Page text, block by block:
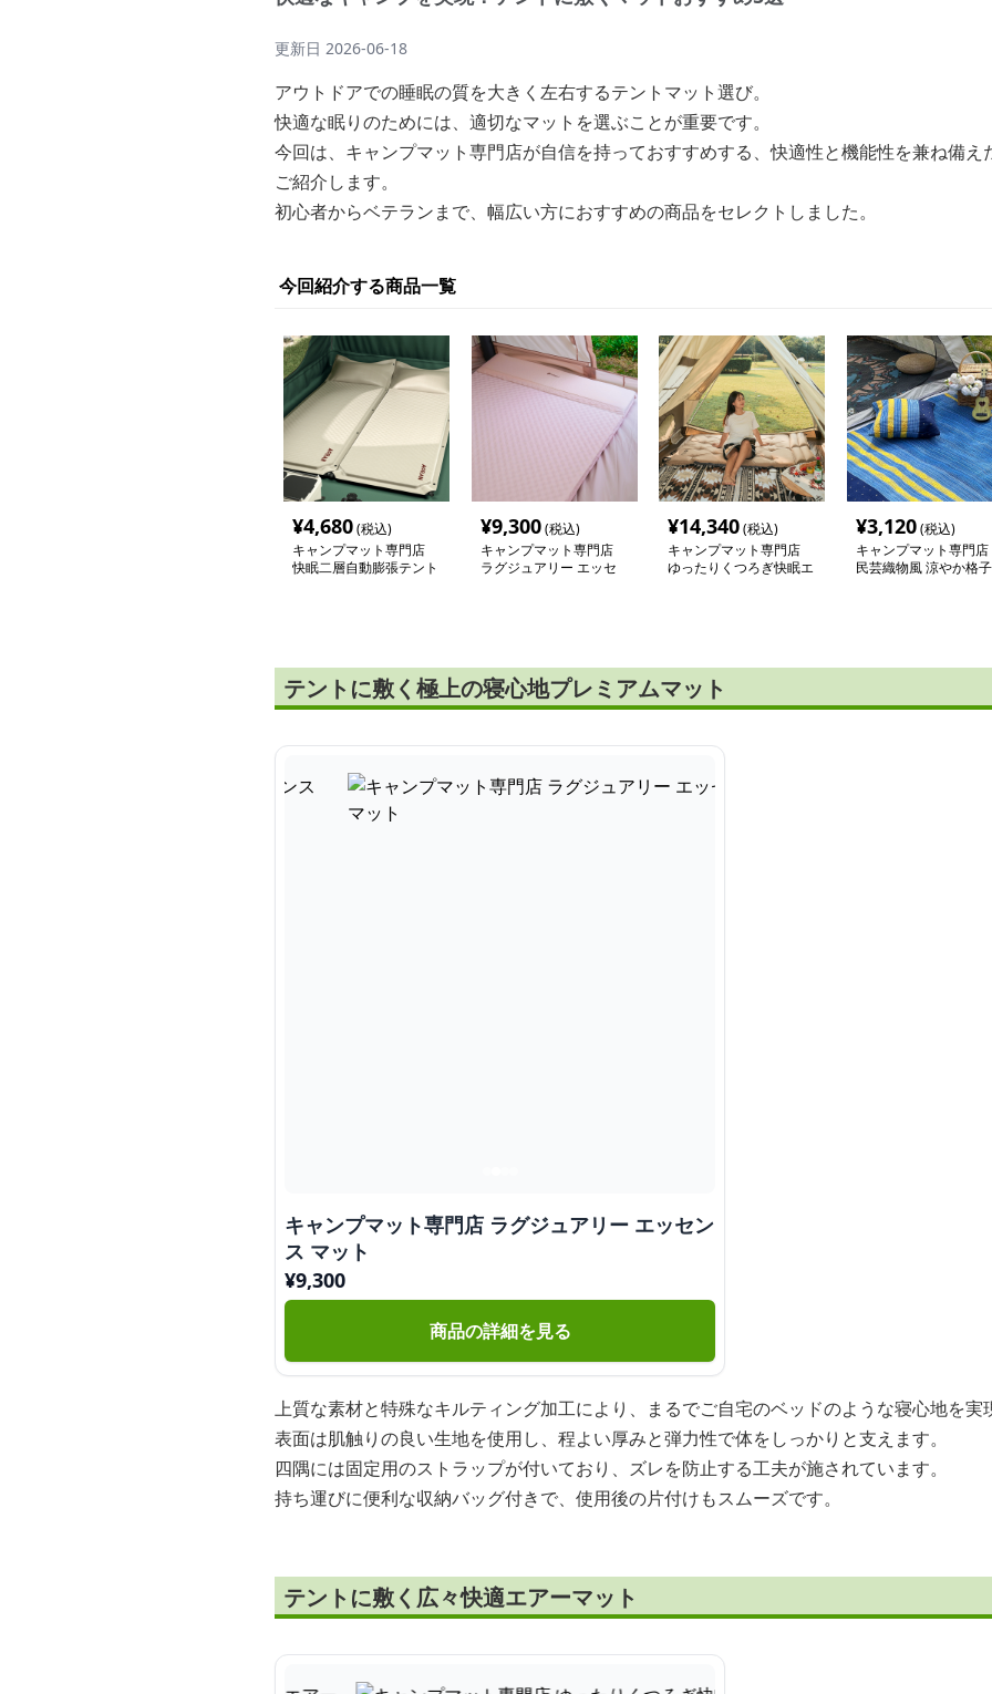
更新日 2026-06-18
アウトドアでの睡眠の質を大きく左右するテントマット選び。
快適な眠りのためには、適切なマットを選ぶことが重要です。
今回は、キャンプマット専門店が自信を持っておすすめする、快適性と機能性を兼ね備え
ご紹介します。
初心者からベテランまで、幅広い方におすすめの商品をセレクトしました。
今回紹介する商品一覧
¥4,680(税込)
キャンプマット専門店
快眠二層自動膨張テント
¥9,300(税込)
キャンプマット専門店
ラグジュアリー エッセ
¥14,340(税込)
キャンプマット専門店
ゆったりくつろぎ快眠エ
¥3,120(税込)
キャンプマット専門店
民芸織物風 涼やか格子
テントに敷く極上の寝心地プレミアムマット
キャンプマット専門店 ラグジュアリー エッセン
ス マット
¥9,300
商品の詳細を見る
上質な素材と特殊なキルティング加工により、まるでご自宅のベッドのような寝心地を実
表面は肌触りの良い生地を使用し、程よい厚みと弾力性で体をしっかりと支えます。
四隅には固定用のストラップが付いており、ズレを防止する工夫が施されています。
持ち運びに便利な収納バッグ付きで、使用後の片付けもスムーズです。
テントに敷く広々快適エアーマット